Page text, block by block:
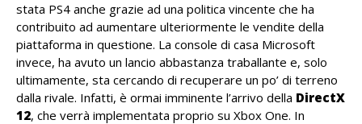
stata PS4 anche grazie ad una politica vincente che ha
contribuito ad aumentare ulteriormente le vendite della
piattaforma in questione. La console di casa Microsoft
invece, ha avuto un lancio abbastanza traballante e, solo
ultimamente, sta cercando di recuperare un po’ di terreno
dalla rivale. Infatti, è ormai imminente l’arrivo della DirectX
12, che verrà implementata proprio su Xbox One. In